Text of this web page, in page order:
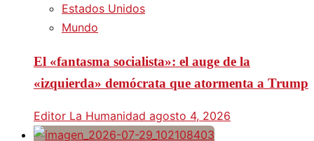
Estados Unidos
Mundo
El «fantasma socialista»: el auge de la
«izquierda» demócrata que atormenta a Trump
Editor La Humanidad agosto 4, 2026